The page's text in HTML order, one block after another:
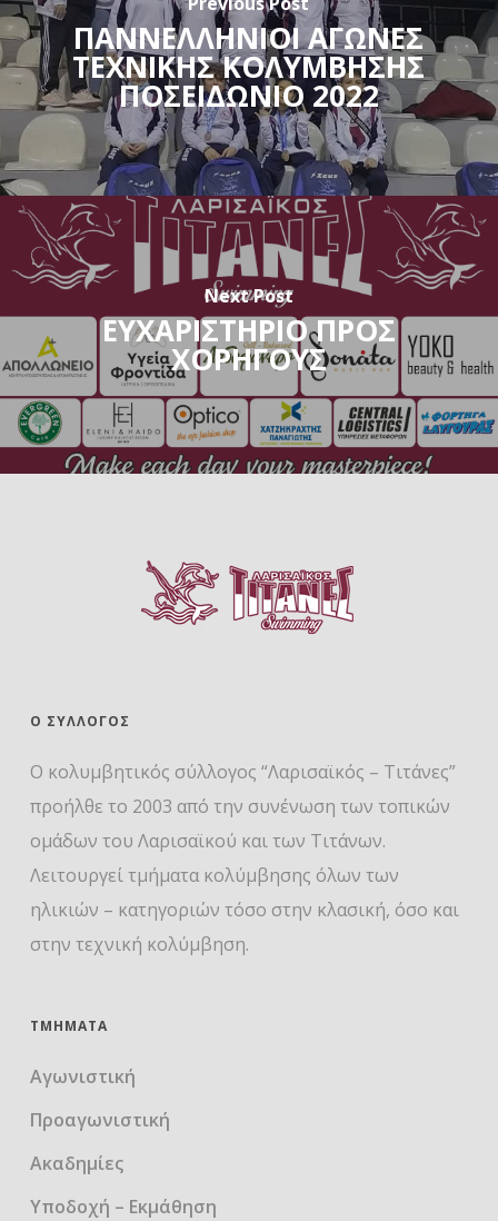
ΠΑΝΝΕΛΛΗΝΙΟΙ ΑΓΩΝΕΣ
ΤΕΧΝΙΚΗΣ ΚΟΛΥΜΒΗΣΗΣ
ΠΟΣΕΙΔΩΝΙΟ 2022
Next Post
ΕΥΧΑΡΙΣΤΗΡΙΟ ΠΡΟΣ
ΧΟΡΗΓΟΥΣ
Ο ΣΎΛΛΟΓΟΣ
Ο κολυμβητικός σύλλογος “Λαρισαϊκός – Τιτάνες”
προήλθε το 2003 από την συνένωση των τοπικών
ομάδων του Λαρισαϊκού και των Τιτάνων.
Λειτουργεί τμήματα κολύμβησης όλων των
ηλικιών – κατηγοριών τόσο στην κλασική, όσο και
στην τεχνική κολύμβηση.
ΤΜΉΜΑΤΑ
Αγωνιστική
Προαγωνιστική
Ακαδημίες
Υποδοχή – Εκμάθηση